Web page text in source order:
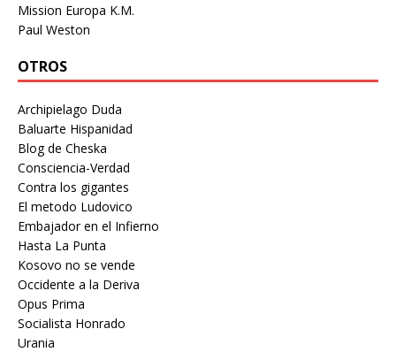
Mission Europa K.M.
Paul Weston
OTROS
Archipielago Duda
Baluarte Hispanidad
Blog de Cheska
Consciencia-Verdad
Contra los gigantes
El metodo Ludovico
Embajador en el Infierno
Hasta La Punta
Kosovo no se vende
Occidente a la Deriva
Opus Prima
Socialista Honrado
Urania